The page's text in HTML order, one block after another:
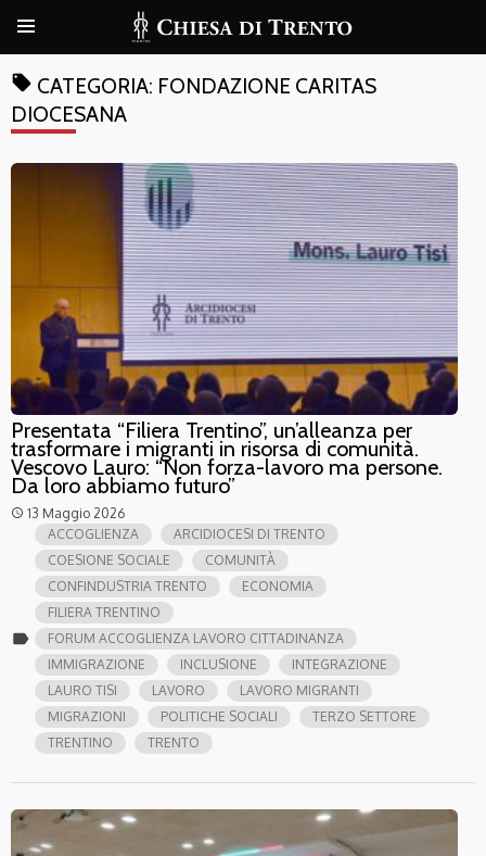
local_offer CATEGORIA: FONDAZIONE CARITAS
DIOCESANA
Presentata “Filiera Trentino”, un’alleanza per
trasformare i migranti in risorsa di comunità.
Vescovo Lauro: “Non forza-lavoro ma persone.
Da loro abbiamo futuro”
access_time 13 Maggio 2026
label
ACCOGLIENZA
ARCIDIOCESI DI TRENTO
COESIONE SOCIALE
COMUNITÀ
CONFINDUSTRIA TRENTO
ECONOMIA
FILIERA TRENTINO
FORUM ACCOGLIENZA LAVORO CITTADINANZA
IMMIGRAZIONE
INCLUSIONE
INTEGRAZIONE
LAURO TISI
LAVORO
LAVORO MIGRANTI
MIGRAZIONI
POLITICHE SOCIALI
TERZO SETTORE
TRENTINO
TRENTO